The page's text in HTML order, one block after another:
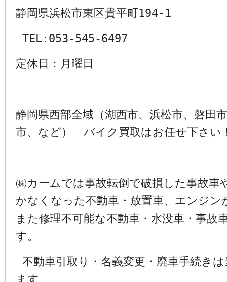
静岡県浜松市東区貴平町194-1
TEL:053-545-6497
定休日：月曜日
静岡県西部全域（湖西市、浜松市、磐田
市、など） バイク買取はお任せ下さい
㈱カームでは事故転倒で破損した事故車
かなくなった不動車・放置車、エンジン
また修理不可能な不動車・水没車・事故
す。
不動車引取り・名義変更・廃車手続き
ます